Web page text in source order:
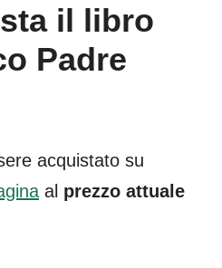
il libro
Padre
acquistato su
al prezzo attuale